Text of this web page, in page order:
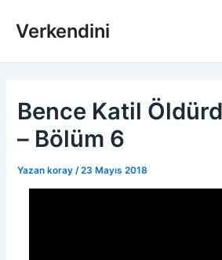
atlaVerkendini
Bence Katil
– Bölüm 6
Yazan koray /23 Mayıs 2018